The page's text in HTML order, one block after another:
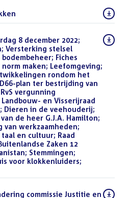
8 december 2022;
Versterking stelsel
Fiches
maken; Leefomgeving;
rondom het
plan ter bestrijding van
vergunning
en Visserijraad
Dieren in de veehouderij;
de heer G.J.A. Hamilton;
van werkzaamheden;
en cultuur; Raad
Zaken 12
Stemmingen;
voor klokkenluiders;
commissie Justitie en